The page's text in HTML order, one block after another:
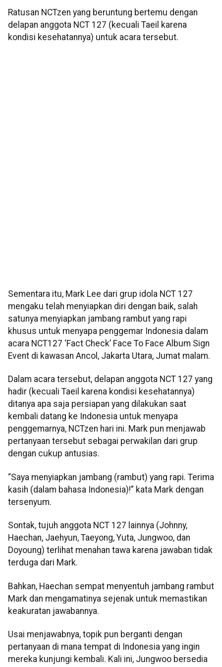
Ratusan NCTzen yang beruntung bertemu dengan
delapan anggota NCT 127 (kecuali Taeil karena
kondisi kesehatannya) untuk acara tersebut.
Sementara itu, Mark Lee dari grup idola NCT 127
mengaku telah menyiapkan diri dengan baik, salah
satunya menyiapkan jambang rambut yang rapi
khusus untuk menyapa penggemar Indonesia dalam
acara NCT127 ‘Fact Check’ Face To Face Album Sign
Event di kawasan Ancol, Jakarta Utara, Jumat malam.
Dalam acara tersebut, delapan anggota NCT 127 yang
hadir (kecuali Taeil karena kondisi kesehatannya)
ditanya apa saja persiapan yang dilakukan saat
kembali datang ke Indonesia untuk menyapa
penggemarnya, NCTzen hari ini. Mark pun menjawab
pertanyaan tersebut sebagai perwakilan dari grup
dengan cukup antusias.
“Saya menyiapkan jambang (rambut) yang rapi. Terima
kasih (dalam bahasa Indonesia)!” kata Mark dengan
tersenyum.
Sontak, tujuh anggota NCT 127 lainnya (Johnny,
Haechan, Jaehyun, Taeyong, Yuta, Jungwoo, dan
Doyoung) terlihat menahan tawa karena jawaban tidak
terduga dari Mark.
Bahkan, Haechan sempat menyentuh jambang rambut
Mark dan mengamatinya sejenak untuk memastikan
keakuratan jawabannya.
Usai menjawabnya, topik pun berganti dengan
pertanyaan di mana tempat di Indonesia yang ingin
mereka kunjungi kembali. Kali ini, Jungwoo bersedia